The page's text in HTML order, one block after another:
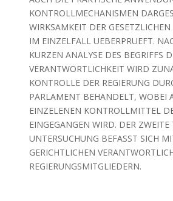
KONTROLLMECHANISMEN
WIRKSAMKEIT DER GESETZLICHEN
IM EINZELFALL UEBERPRUEFT.
KURZEN ANALYSE DES BEGRIFFS
VERANTWORTLICHKEIT WIRD
KONTROLLE DER REGIERUNG
PARLAMENT BEHANDELT, WOBEI
EINZELENEN KONTROLLMITTEL
EINGEGANGEN WIRD. DER ZWEITE
UNTERSUCHUNG BEFASST SICH
GERICHTLICHEN
REGIERUNGSMITGLIEDERN.